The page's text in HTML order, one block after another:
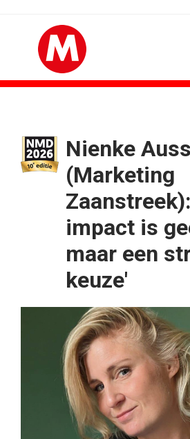
Nienke
(Marketing
impact is
maar een
keuze'